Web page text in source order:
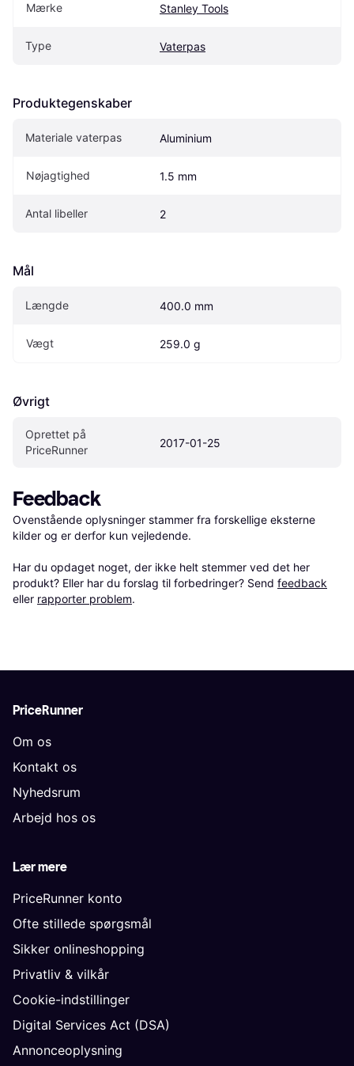
Mærke Stanley Tools
Type Vaterpas
Produktegenskaber
Materiale vaterpas Aluminium
Nøjagtighed 1.5 mm
Antal libeller 2
Mål
Længde 400.0 mm
Vægt 259.0 g
Øvrigt
Oprettet på
PriceRunner
2017-01-25
Feedback
Ovenstående oplysninger stammer fra forskellige eksterne
kilder og er derfor kun vejledende.
Har du opdaget noget, der ikke helt stemmer ved det her
produkt? Eller har du forslag til forbedringer? Send feedback
eller rapporter problem.
PriceRunner
Om os
Kontakt os
Nyhedsrum
Arbejd hos os
Lær mere
PriceRunner konto
Ofte stillede spørgsmål
Sikker onlineshopping
Privatliv & vilkår
Cookie-indstillinger
Digital Services Act (DSA)
Annonceoplysning